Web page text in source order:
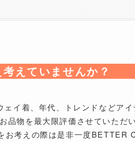
えていませんか？
イ着、年代、トレンドなどアイ
品物を最大限評価させていただ
考えの際は是非一度BETTER